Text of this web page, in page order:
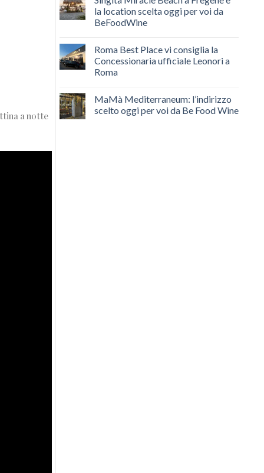
a notte
la location scelta oggi per voi da
BeFoodWine
Roma Best Place vi consiglia la
Concessionaria ufficiale Leonori a
Roma
MaMà Mediterraneum: l’indirizzo
scelto oggi per voi da Be Food Wine